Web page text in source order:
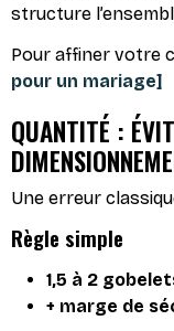
structure
Pour affiner votre
pour un mariage]
QUANTITÉ :
Une erreur
Règle simple
1,5 à 2
+ marge de